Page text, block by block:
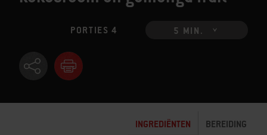
PORTIES 4 5 MIN.
INGREDIËNTEN BEREIDING